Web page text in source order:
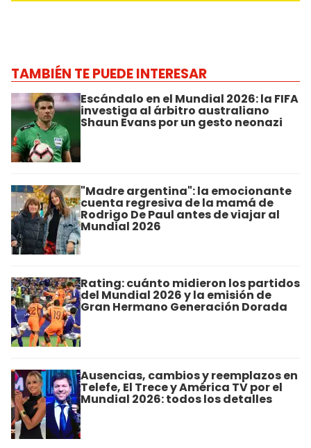
TAMBIÉN TE PUEDE INTERESAR
Escándalo en el Mundial 2026: la FIFA
investiga al árbitro australiano
Shaun Evans por un gesto neonazi
"Madre argentina": la emocionante
cuenta regresiva de la mamá de
Rodrigo De Paul antes de viajar al
Mundial 2026
Rating: cuánto midieron los partidos
del Mundial 2026 y la emisión de
Gran Hermano Generación Dorada
Ausencias, cambios y reemplazos en
Telefe, El Trece y América TV por el
Mundial 2026: todos los detalles